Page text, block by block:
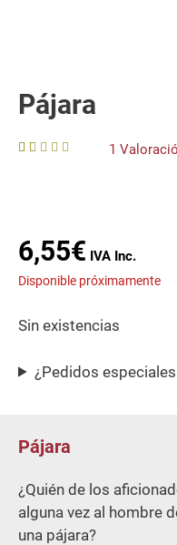
Pájara
1
6,55€
Disponible próximamente
Sin existencias
¿Pedidos
Pájara
¿Quién de los
alguna vez al hombre
una pájara?